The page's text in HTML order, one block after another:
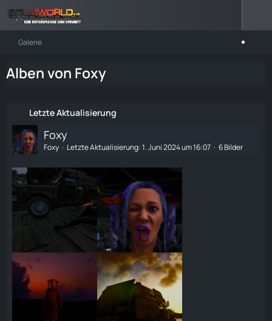
Galerie
Alben von Foxy
Letzte Aktualisierung
Foxy
Foxy Letzte Aktualisierung:1. Juni 2024 um 16:07 6 Bilder